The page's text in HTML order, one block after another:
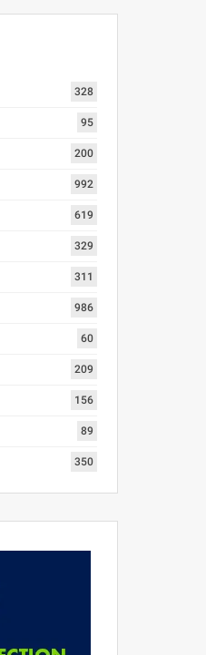
328
95
200
992
619
329
311
986
60
209
156
89
350